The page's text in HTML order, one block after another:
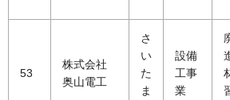
53
株式会社
奥山電工
さ
い
た
ま
設備
工事
業